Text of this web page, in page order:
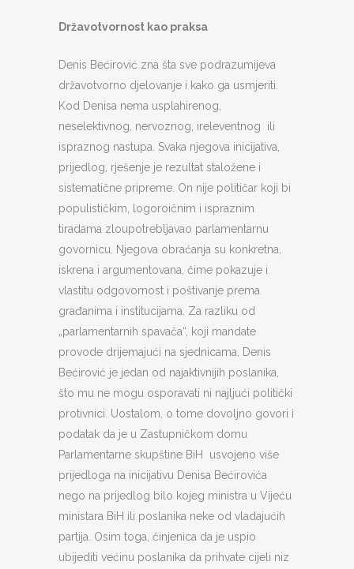
Državotvornost kao praksa
Denis Bećirović zna šta sve podrazumijeva
državotvorno djelovanje i kako ga usmjeriti.
Kod Denisa nema usplahirenog,
neselektivnog, nervoznog, ireleventnog ili
ispraznog nastupa. Svaka njegova inicijativa,
prijedlog, rješenje je rezultat staložene i
sistematične pripreme. On nije političar koji bi
populističkim, logoroičnim i ispraznim
tiradama zloupotrebljavao parlamentarnu
govornicu. Njegova obraćanja su konkretna,
iskrena i argumentovana, čime pokazuje i
vlastitu odgovornost i poštivanje prema
građanima i institucijama. Za razliku od
„parlamentarnih spavača“, koji mandate
provode drijemajući na sjednicama, Denis
Bećirović je jedan od najaktivnijih poslanika,
što mu ne mogu osporavati ni najljući politički
protivnici. Uostalom, o tome dovoljno govori i
podatak da je u Zastupničkom domu
Parlamentarne skupštine BiH usvojeno više
prijedloga na inicijativu Denisa Bećirovića
nego na prijedlog bilo kojeg ministra u Vijeću
ministara BiH ili poslanika neke od vladajućih
partija. Osim toga, činjenica da je uspio
ubijediti većinu poslanika da prihvate cijeli niz